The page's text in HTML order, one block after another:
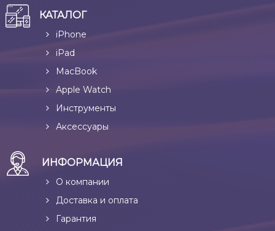
КАТАЛОГ
iPhone
iPad
MacBook
Apple Watch
Инструменты
Аксессуары
ИНФОРМАЦИЯ
О компании
Доставка и оплата
Гарантия